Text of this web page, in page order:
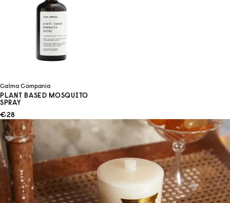
Calma Compania
PLANT BASED MOSQUITO
SPRAY
ANGEBOT
€28